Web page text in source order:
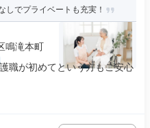
しでプライベートも充実！
鳴滝本町
職が初めてという方もご安心